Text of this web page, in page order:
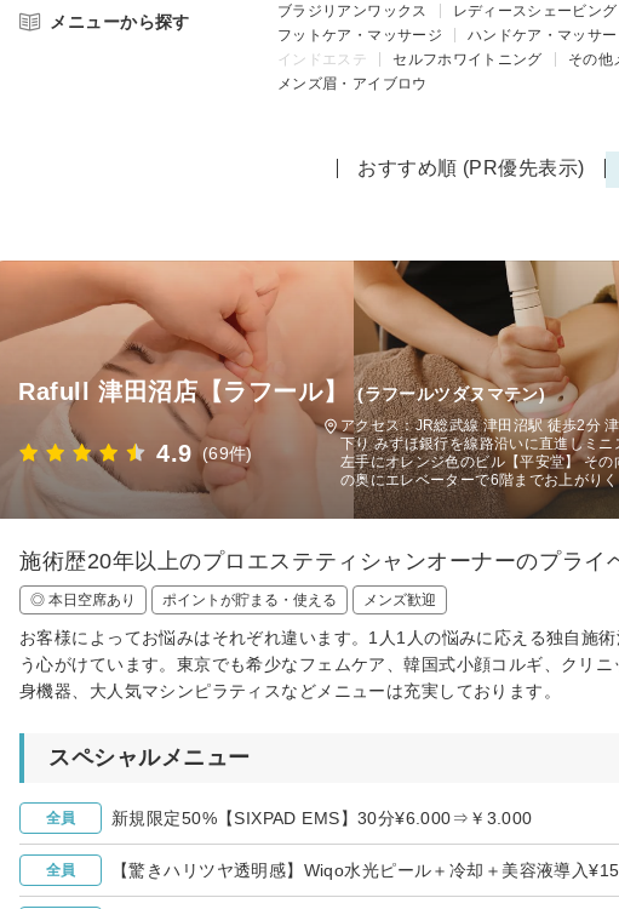
メニューから探す
ブラジリアンワックス
レディースシェービング
フットケア・マッサージ
ハンドケア・マッサ
インドエステ
セルフホワイトニング
その他
メンズ眉・アイブロウ
おすすめ順 (PR優先表示)
Rafull 津田沼店【ラフール】 (ラフールツダヌマテン)
4.9 (69件)
アクセス：JR総武線 津田沼駅 徒歩2分
下り みずほ銀行を線路沿いに直進しミ
左手にオレンジ色のビル【平安堂】 そ
の奥にエレベーターで6階までお上がり
施術歴20年以上のプロエステティシャンオーナーのプラ
◎ 本日空席あり ポイントが貯まる・使える メンズ歓迎
お客様によってお悩みはそれぞれ違います。1人1人の悩みに応える独自施
う心がけています。東京でも希少なフェムケア、韓国式小顔コルギ、クリ
身機器、大人気マシンピラティスなどメニューは充実しております。
スペシャルメニュー
全員 新規限定50%【SIXPAD EMS】30分¥6.000⇒￥3.000
全員 【驚きハリツヤ透明感】Wiqo水光ピール＋冷却＋美容液導入